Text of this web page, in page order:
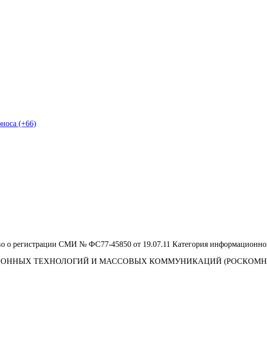
(+66)
о регистрации СМИ № ФС77-45850 от 19.07.11 Категория
ТЕХНОЛОГИЙ И МАССОВЫХ КОММУНИКАЦИЙ